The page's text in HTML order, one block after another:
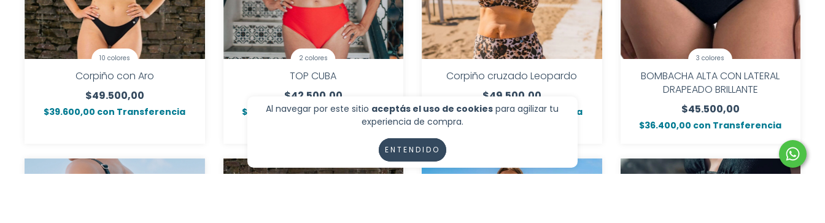
Al navegar por este sitio aceptás el uso de cookies para agilizar tu
experiencia de compra.
ENTENDIDO
10 colores
Corpiño con Aro
$49.500,00
$39.600,00 con Transferencia
2 colores
TOP CUBA
$42.500,00
$34.000,00conTransferencia
Corpiño cruzado Leopardo
$49.500,00
$39.600,00 conTransferencia
3 colores
BOMBACHA ALTA CON LATERAL
DRAPEADO BRILLANTE
$45.500,00
$36.400,00 con Transferencia